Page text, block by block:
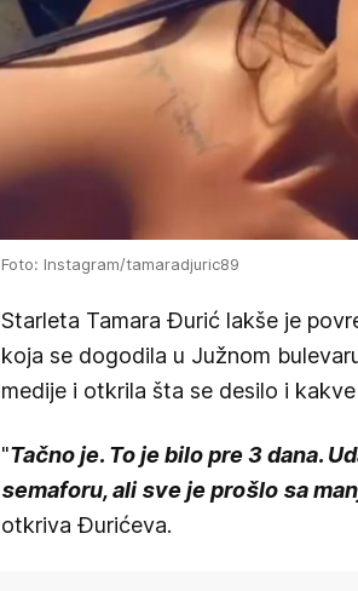
Foto: Instagram/tamaradjuric89
Starleta Tamara Đurić lakše je
koja se dogodila u Južnom
medije i otkrila šta se desilo i
"Tačno je. To je bilo pre 3 dana.
semaforu, ali sve je prošlo sa
otkriva Đurićeva.